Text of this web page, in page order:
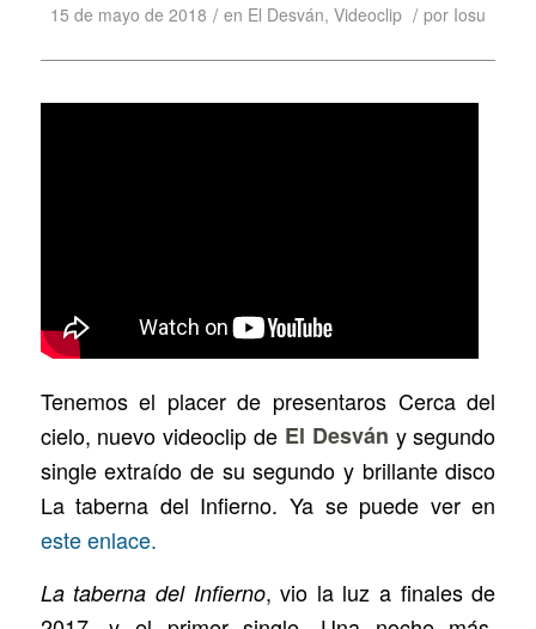
15 de mayo de 2018 / en El Desván, Videoclip / por Iosu
Tenemos el placer de presentaros Cerca del
cielo, nuevo videoclip de El Desván y segundo
single extraído de su segundo y brillante disco
La taberna del Infierno. Ya se puede ver en
este enlace.
La taberna del Infierno, vio la luz a finales de